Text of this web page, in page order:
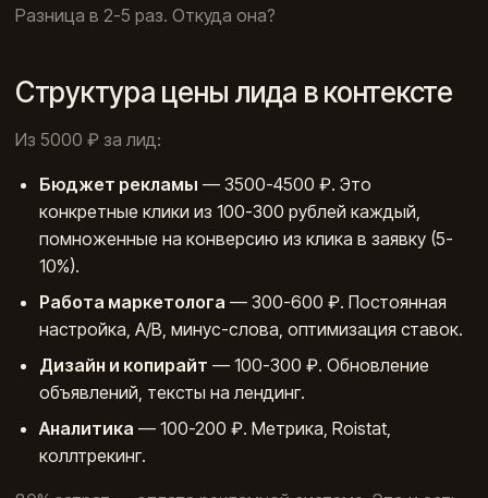
Разница в 2-5 раз. Откуда она?
Структура цены лида в контексте
Из 5000 ₽ за лид:
Бюджет рекламы — 3500-4500 ₽. Это
конкретные клики из 100-300 рублей каждый,
помноженные на конверсию из клика в заявку (5-
10%).
Работа маркетолога — 300-600 ₽. Постоянная
настройка, A/B, минус-слова, оптимизация ставок.
Дизайн и копирайт — 100-300 ₽. Обновление
объявлений, тексты на лендинг.
Аналитика — 100-200 ₽. Метрика, Roistat,
коллтрекинг.